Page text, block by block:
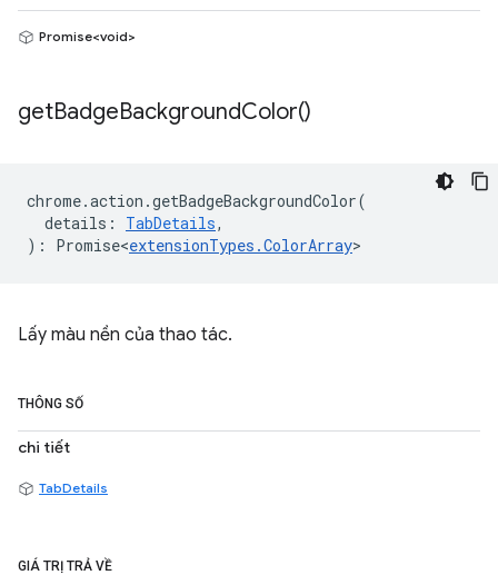
Promise<void>
getBadgeBackgroundColor()
chrome.action .getBadgeBackgroundColor(
details : TabDetails,
) : Promise<extensionTypes .ColorArray>
Lấy màu nền của thao tác.
THÔNG SỐ
chi tiết
TabDetails
GIÁ TRỊ TRẢ VỀ